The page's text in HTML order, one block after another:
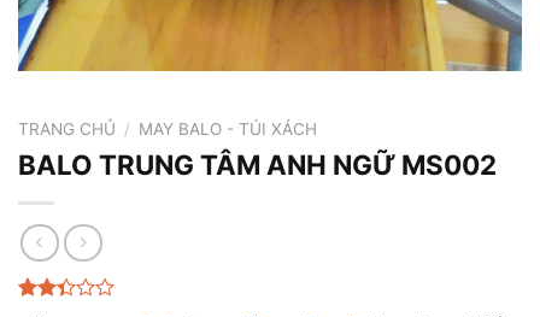
TRANG CHỦ / MAY BALO - TÚI XÁCH
BALO TRUNG TÂM ANH NGỮ MS002